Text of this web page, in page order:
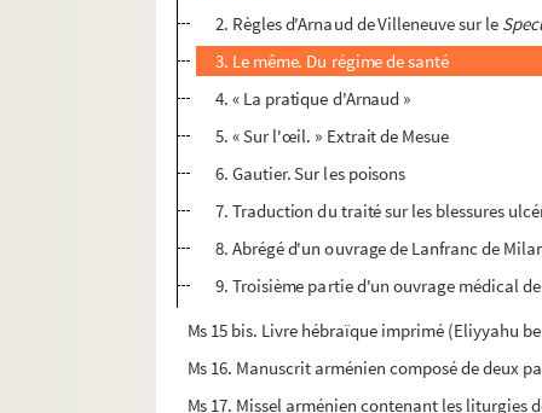
2. Règles d'Arnaud de Villeneuve sur le
3. Le même. Du régime de santé
4. « La pratique d'Arnaud »
5. « Sur l'œil. » Extrait de Mesue
6. Gautier. Sur les poisons
7. Traduction du traité sur les blessures
8. Abrégé d'un ouvrage de Lanfranc de
9. Troisième partie d'un ouvrage médical
Ms 15 bis. Livre hébraïque imprimé (Eliyyahu
Ms 16. Manuscrit arménien composé de deux
Ms 17. Missel arménien contenant les liturgies